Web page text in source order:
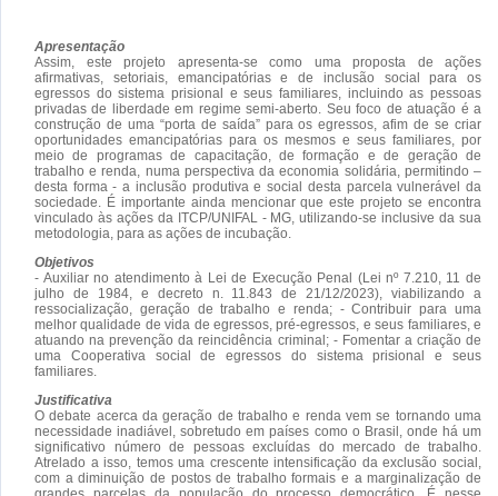
Apresentação
Assim, este projeto apresenta-se como uma proposta de ações
afirmativas, setoriais, emancipatórias e de inclusão social para os
egressos do sistema prisional e seus familiares, incluindo as pessoas
privadas de liberdade em regime semi-aberto. Seu foco de atuação é a
construção de uma “porta de saída” para os egressos, afim de se criar
oportunidades emancipatórias para os mesmos e seus familiares, por
meio de programas de capacitação, de formação e de geração de
trabalho e renda, numa perspectiva da economia solidária, permitindo –
desta forma - a inclusão produtiva e social desta parcela vulnerável da
sociedade. É importante ainda mencionar que este projeto se encontra
vinculado às ações da ITCP/UNIFAL - MG, utilizando-se inclusive da sua
metodologia, para as ações de incubação.
Objetivos
- Auxiliar no atendimento à Lei de Execução Penal (Lei nº 7.210, 11 de
julho de 1984, e decreto n. 11.843 de 21/12/2023), viabilizando a
ressocialização, geração de trabalho e renda; - Contribuir para uma
melhor qualidade de vida de egressos, pré-egressos, e seus familiares, e
atuando na prevenção da reincidência criminal; - Fomentar a criação de
uma Cooperativa social de egressos do sistema prisional e seus
familiares.
Justificativa
O debate acerca da geração de trabalho e renda vem se tornando uma
necessidade inadiável, sobretudo em países como o Brasil, onde há um
significativo número de pessoas excluídas do mercado de trabalho.
Atrelado a isso, temos uma crescente intensificação da exclusão social,
com a diminuição de postos de trabalho formais e a marginalização de